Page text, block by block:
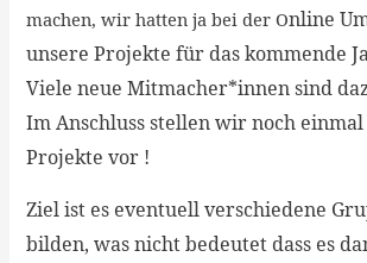
machen, wir hatten ja bei der Online
unsere Projekte für das kommende
Viele neue Mitmacher*innen sind
Im Anschluss stellen wir noch
Projekte vor !
Ziel ist es eventuell verschiedene
bilden, was nicht bedeutet dass es